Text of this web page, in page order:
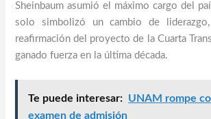
Sheinbaum asumió el máximo cargo del
solo simbolizó un cambio de
reafirmación del proyecto de la Cuarta
ganado fuerza en la última década.
Te puede interesar: UNAM rompe
examen de admisión